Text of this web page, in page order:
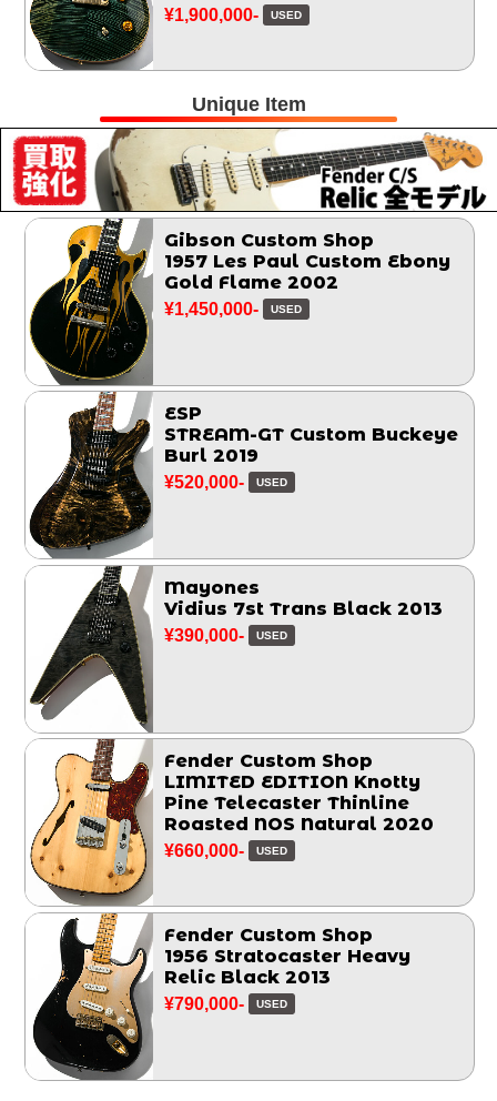
¥1,900,000- USED
Unique Item
Gibson Custom Shop
1957 Les Paul Custom Ebony
Gold Flame 2002
¥1,450,000- USED
ESP
STREAM-GT Custom Buckeye
Burl 2019
¥520,000- USED
Mayones
Vidius 7st Trans Black 2013
¥390,000- USED
Fender Custom Shop
LIMITED EDITION Knotty
Pine Telecaster Thinline
Roasted NOS Natural 2020
¥660,000- USED
Fender Custom Shop
1956 Stratocaster Heavy
Relic Black 2013
¥790,000- USED